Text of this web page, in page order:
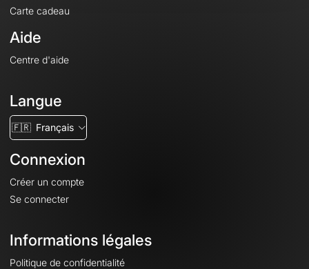
Carte cadeau
Aide
Centre d'aide
Langue
🇫🇷 Français
Connexion
Créer un compte
Se connecter
Informations légales
Politique de confidentialité